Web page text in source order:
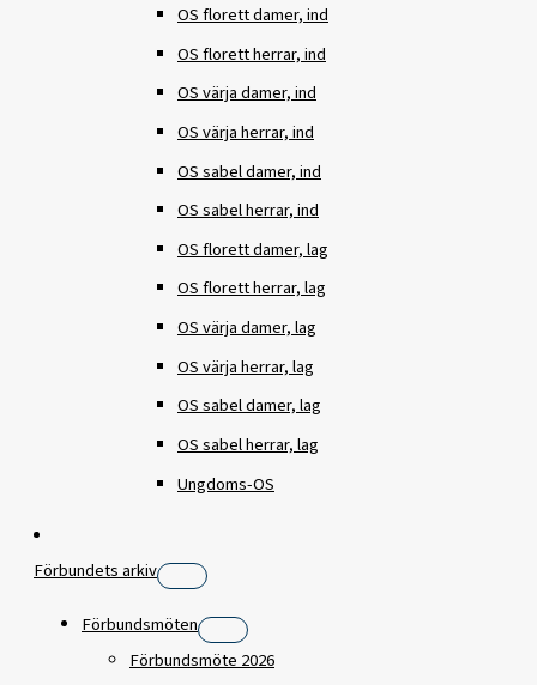
OS florett damer, ind
OS florett herrar, ind
OS värja damer, ind
OS värja herrar, ind
OS sabel damer, ind
OS sabel herrar, ind
OS florett damer, lag
OS florett herrar, lag
OS värja damer, lag
OS värja herrar, lag
OS sabel damer, lag
OS sabel herrar, lag
Ungdoms-OS
Förbundets arkiv
Förbundsmöten
Förbundsmöte 2026